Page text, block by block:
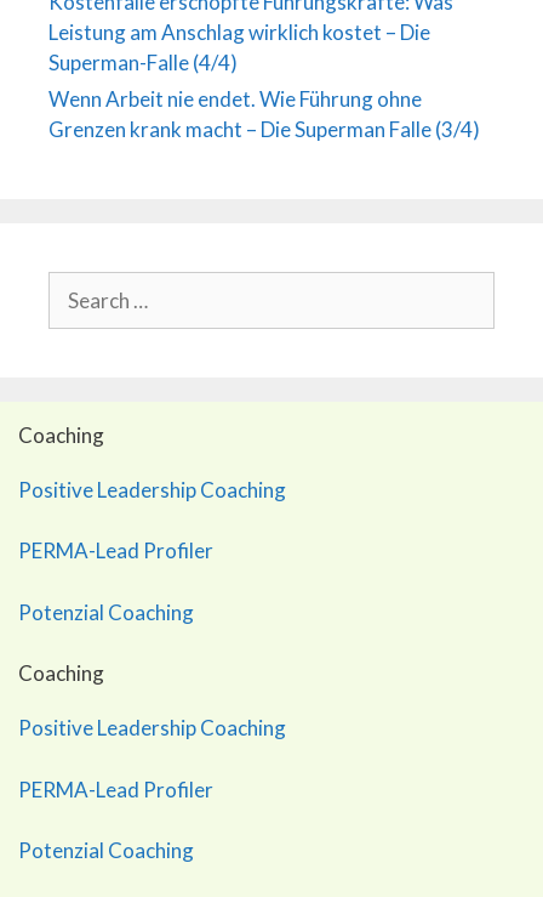
Leistung am Anschlag wirklich kostet – Die
Superman-Falle (4/4)
Wenn Arbeit nie endet. Wie Führung ohne
Grenzen krank macht – Die Superman Falle (3/4)
for:
Coaching
Positive Leadership Coaching
PERMA-Lead Profiler
Potenzial Coaching
Coaching
Positive Leadership Coaching
PERMA-Lead Profiler
Potenzial Coaching